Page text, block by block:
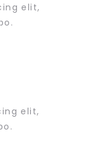
elit,
elit,